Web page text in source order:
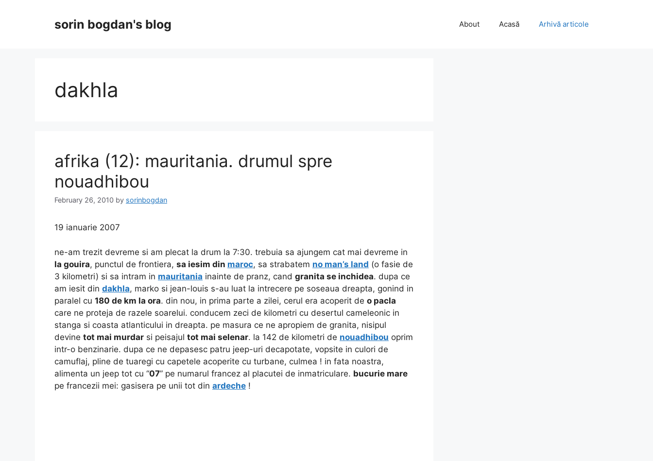
sorin bogdan's blog About Acasă Arhivă articole
dakhla
afrika (12): mauritania. drumul spre
nouadhibou
February 26, 2010 by sorinbogdan
19 ianuarie 2007
ne-am trezit devreme si am plecat la drum la 7:30. trebuia sa ajungem cat mai devreme in
la gouira, punctul de frontiera, sa iesim din maroc, sa strabatem no man’s land (o fasie de
3 kilometri) si sa intram in mauritania inainte de pranz, cand granita se inchidea. dupa ce
am iesit din dakhla, marko si jean-louis s-au luat la intrecere pe soseaua dreapta, gonind in
paralel cu 180 de km la ora. din nou, in prima parte a zilei, cerul era acoperit de o pacla
care ne proteja de razele soarelui. conducem zeci de kilometri cu desertul cameleonic in
stanga si coasta atlanticului in dreapta. pe masura ce ne apropiem de granita, nisipul
devine tot mai murdar si peisajul tot mai selenar. la 142 de kilometri de nouadhibou oprim
intr-o benzinarie. dupa ce ne depasesc patru jeep-uri decapotate, vopsite in culori de
camuflaj, pline de tuaregi cu capetele acoperite cu turbane, culmea ! in fata noastra,
alimenta un jeep tot cu “07” pe numarul francez al placutei de inmatriculare. bucurie mare
pe francezii mei: gasisera pe unii tot din ardeche !